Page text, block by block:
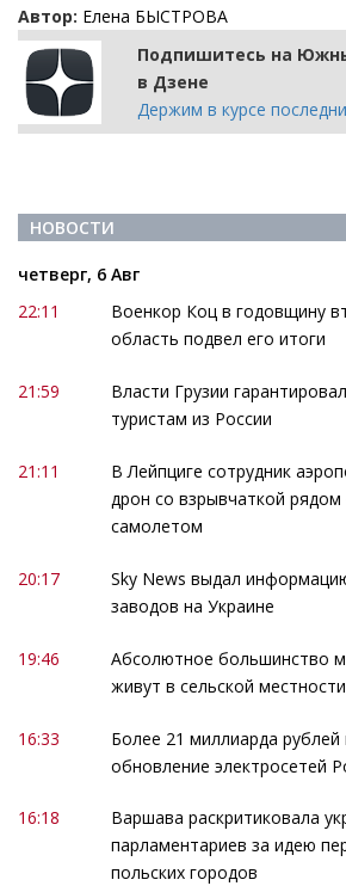
Автор: Елена БЫСТРОВА
Подпишитесь на
в Дзене
Держим в курсе
НОВОСТИ
четверг, 6 Авг
22:11
Военкор Коц в годовщину
область подвел его итоги
21:59
Власти Грузии
туристам из России
21:11
В Лейпциге сотрудник
дрон со взрывчаткой рядом
самолетом
20:17
Sky News выдал
заводов на Украине
19:46
Абсолютное большинство
живут в сельской местности
16:33
Более 21 миллиарда рублей
обновление электросетей
16:18
Варшава раскритиковала
парламентариев за идею
польских городов